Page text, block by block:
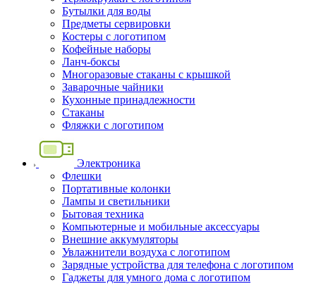
Бутылки для воды
Предметы сервировки
Костеры с логотипом
Кофейные наборы
Ланч-боксы
Многоразовые стаканы с крышкой
Заварочные чайники
Кухонные принадлежности
Стаканы
Фляжки с логотипом
Электроника
Флешки
Портативные колонки
Лампы и светильники
Бытовая техника
Компьютерные и мобильные аксессуары
Внешние аккумуляторы
Увлажнители воздуха с логотипом
Зарядные устройства для телефона с логотипом
Гаджеты для умного дома с логотипом